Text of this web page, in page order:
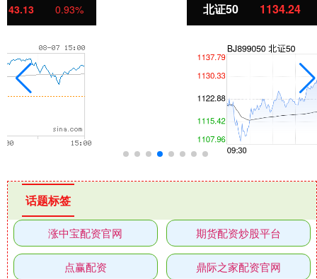
北证50 11.37 1.01%
话题标签
涨中宝配资官网 期货配资炒股平台
点赢配资 鼎际之家配资官网